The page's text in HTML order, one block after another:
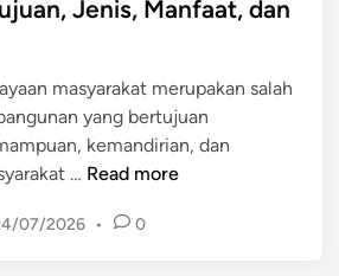
t
t
g
,
y
a
k
a
t
Jenis, Manfaat, dan
masyarakat merupakan salah
yang bertujuan
kemandirian, dan
… P
Read more
07/2026 • 0